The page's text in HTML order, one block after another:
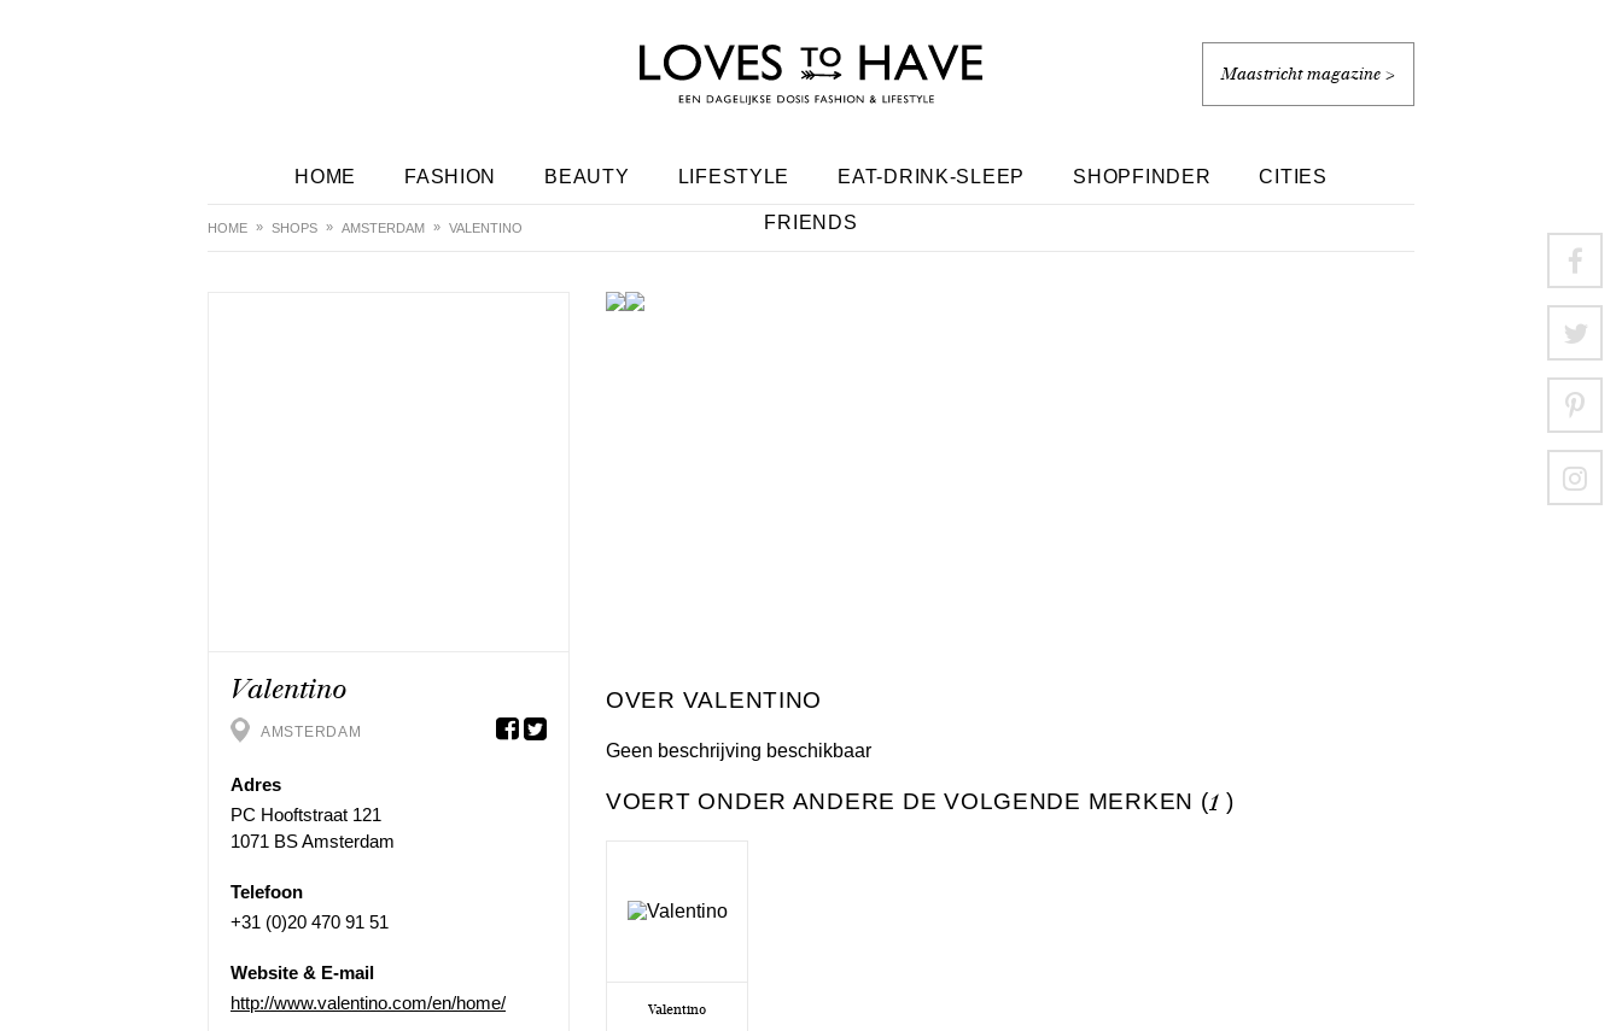
Maastricht magazine >
HOME FASHION BEAUTY LIFESTYLE EAT-DRINK-SLEEP SHOPFINDER CITIES
FRIENDS
HOME SHOPS AMSTERDAM VALENTINO
Valentino
AMSTERDAM
Adres
PC Hooftstraat 121
1071 BS Amsterdam
Telefoon
+31 (0)20 470 91 51
Website & E-mail
http://www.valentino.com/en/home/
VALENTINO
Geen beschrijving beschikbaar
VOERT ONDER ANDERE DE VOLGENDE MERKEN (1 )
Valentino